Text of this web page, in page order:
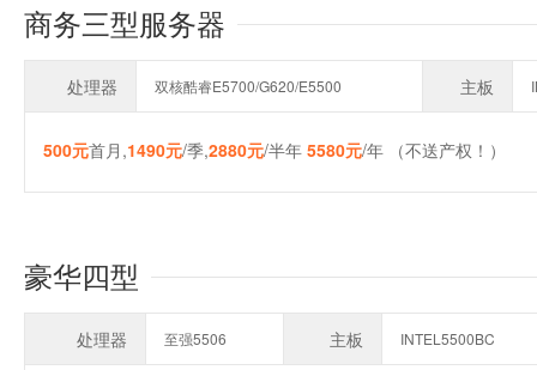
商务三型服务器
处理器 双核酷睿E5700/G620/E5500 主板
500元首月,1490元/季,2880元/半年 5580元/年 （不送产权！）
豪华四型
处理器 至强5506 主板 INTEL5500BC